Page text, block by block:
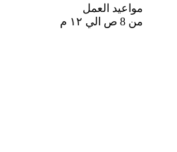
مواعيد العمل
من 8 ص الي ١٢ م